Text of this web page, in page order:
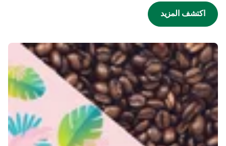
اكتشف المزيد